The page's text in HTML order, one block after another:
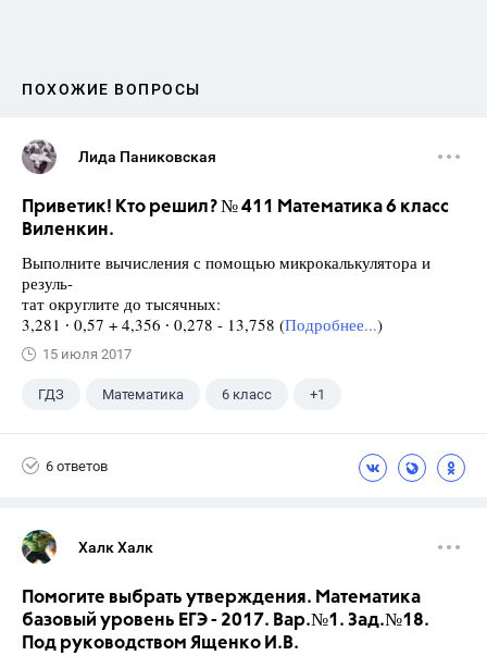
ПОХОЖИЕ ВОПРОСЫ
Лида Паниковская
Приветик! Кто решил? № 411 Математика 6 класс
Виленкин.
Выполните вычисления с помощью микрокалькулятора и
резуль-
тат округлите до тысячных:
3,281 ∙ 0,57 + 4,356 ∙ 0,278 - 13,758 (Подробнее...)
15 июля 2017
ГДЗ Математика 6 класс +1
6 ответов
Халк Халк
Помогите выбрать утверждения. Математика
базовый уровень ЕГЭ - 2017. Вар.№1. Зад.№18.
Под руководством Ященко И.В.